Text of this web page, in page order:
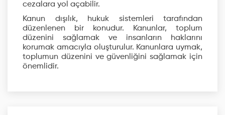
cezalara yol açabilir.
Kanun dışılık, hukuk sistemleri tarafından
düzenlenen bir konudur. Kanunlar, toplum
düzenini sağlamak ve insanların haklarını
korumak amacıyla oluşturulur. Kanunlara uymak,
toplumun düzenini ve güvenliğini sağlamak için
önemlidir.